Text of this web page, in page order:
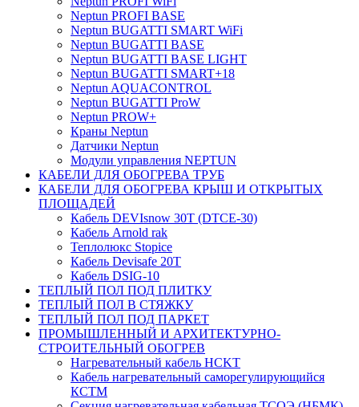
Neptun PROFI BASE
Neptun BUGATTI SMART WiFi
Neptun BUGATTI BASE
Neptun BUGATTI BASE LIGHT
Neptun BUGATTI SMART+18
Neptun AQUACONTROL
Neptun BUGATTI ProW
Neptun PROW+
Краны Neptun
Датчики Neptun
Модули управления NEPTUN
КАБЕЛИ ДЛЯ ОБОГРЕВА ТРУБ
КАБЕЛИ ДЛЯ ОБОГРЕВА КРЫШ И ОТКРЫТЫХ
ПЛОЩАДЕЙ
Кабель DEVIsnow 30Т (DTCE-30)
Кабель Arnold rak
Теплолюкс Stopice
Кабель Devisafe 20T
Кабель DSIG-10
ТЕПЛЫЙ ПОЛ ПОД ПЛИТКУ
ТЕПЛЫЙ ПОЛ В СТЯЖКУ
ТЕПЛЫЙ ПОЛ ПОД ПАРКЕТ
ПРОМЫШЛЕННЫЙ И АРХИТЕКТУРНО-
СТРОИТЕЛЬНЫЙ ОБОГРЕВ
Нагревательный кабель НCKТ
Кабель нагревательный саморегулирующийся
КСТМ